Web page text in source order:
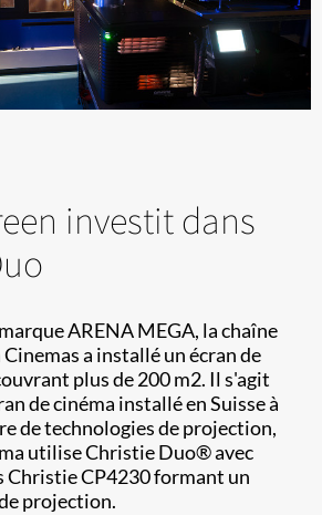
investit dans
ARENA MEGA, la chaîne
a installé un écran de
plus de 200 m2. Il s'agit
de cinéma installé en Suisse à
de technologies de projection,
utilise Christie Duo® avec
Christie CP4230 formant un
projection.